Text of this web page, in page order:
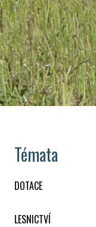
Témata
DOTACE
LESNICTVÍ